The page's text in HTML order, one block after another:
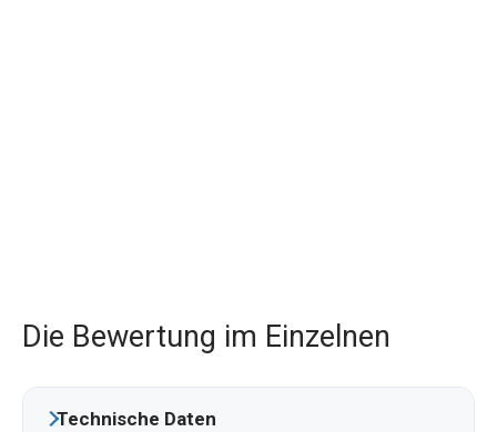
Die Bewertung im Einzelnen
Technische Daten